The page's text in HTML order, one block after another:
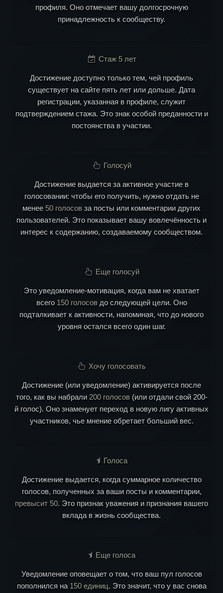
профиля. Оно отмечает вашу долгосрочную
принадлежность к сообществу.
Стаж 5 лет
Достижение доступно только тем, чей профиль
существует на сайте пять лет или дольше. Дата
регистрации, указанная в профиле, служит
подтверждением стажа. Это знак особой преданности и
постоянства в участии.
Голосуй
Достижение выдается за активное участие в
голосовании: чтобы его получить, нужно отдать не
менее 50 голосов за посты или комментарии других
пользователей. Это показывает вашу вовлечённость и
интерес к содержанию, создаваемому сообществом.
Еще голосуй
Это уведомление-мотивация, когда вам не хватает
всего 150 голосовдо следующей цели. Оно
подталкивает к активности, напоминая, что до нового
уровня остался всего один шаг.
Хочу голосовать
Достижение (или уведомление) активируется после
того, как вы набрали 200 голосов(или отдали свой 200-
й голос). Оно знаменует переход в новую лигу активных
участников, чье мнение обретает больший вес.
Голоса
Достижение выдается, когда суммарное количество
голосов, полученных за ваши посты и комментарии,
превысит 50. Это признак уважения и признания вашего
вклада в жизнь сообщества.
Еще голоса
Уведомление оповещает о том, что ваш пул голосов
пополнился на 150 единиц. Это значит, что у вас снова